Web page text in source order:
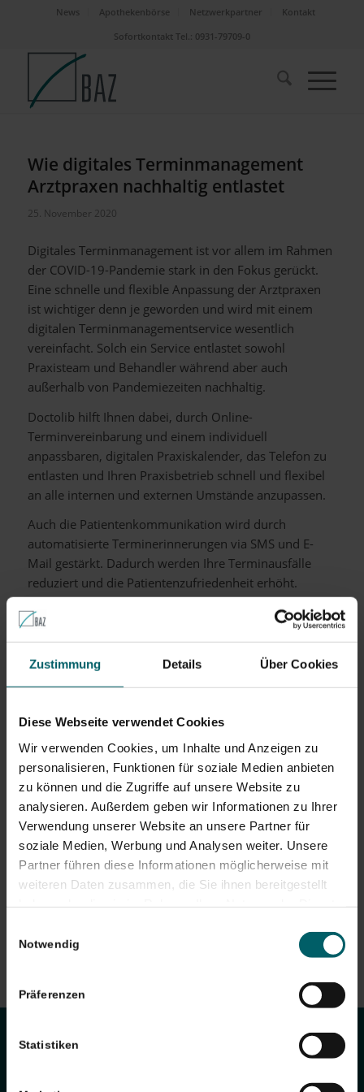
Zustimmung Details Über Cookies
Diese Webseite verwendet Cookies
Wir verwenden Cookies, um Inhalte und Anzeigen zu
personalisieren, Funktionen für soziale Medien anbieten
zu können und die Zugriffe auf unsere Website zu
analysieren. Außerdem geben wir Informationen zu Ihrer
Verwendung unserer Website an unsere Partner für
soziale Medien, Werbung und Analysen weiter. Unsere
Partner führen diese Informationen möglicherweise mit
weiteren Daten zusammen, die Sie ihnen bereitgestellt
Cookies, wenn Sie unsere Webseite weiterhin nutzen.
Notwendig
Präferenzen
Statistiken
News Apothekenbörse Netzwerkpartner
Kontakt
Sofortkontakt Tel.: 0931-79709-0
Wie digitales Terminmanagement
Arztpraxen nachhaltig entlastet
25. November 2020
Digitales Terminmanagement ist vor allem im Rahmen
der COVID-19-Pandemie stark in den Fokus gerückt.
Eine schnelle und flexible Anpassung der Arztpraxen
ist wichtiger denn je geworden und wird mit einem
digitalen Terminmanagementservice wesentlich
vereinfacht. Solch ein Service entlastet sowohl
Praxisteam und Behandler während aber auch
außerhalb von Pandemiezeiten nachhaltig.
Doctolib hilft Ihnen dabei, durch Online-
Terminvereinbarung und einem individuell
anpassbaren, digitalen Praxiskalender, das Telefon zu
entlasten und Ihren Praxisbetrieb schnell und flexibel
an alle internen und externen Umstände anzupassen.
Auch die Patientenkommunikation wird durch
automatisierte Terminerinnerungen via SMS und E-
Mail gestärkt. Dadurch werden Ihre Terminausfälle
reduziert und die Patientenzufriedenheit erhöht.
Zu Corona Zeiten ist es besonders für Praxen wichtig
Videosprechstunde, welche sich bspw. für
Verdachtsaufklärungen, medizinische
Nachbesprechungen eignet. So können Kontakte
reduziert und zusätzliche Sicherheit durch geringere
Wartezimmerauslastung erzielt werden.
Sie haben Fragen zu einem Thema? Sie wünschen
weitere Informationen über die Vorteile von Doctolib
für Ihre Praxis? Jetzt kostenlos
weitere Informationen
erhalten.